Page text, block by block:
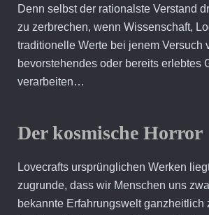
Denn selbst der rationalste Verstand
zu zerbrechen, wenn Wissenschaft,
traditionelle Werte bei jenem Versuch
bevorstehendes oder bereits erlebtes
verarbeiten…
Der kosmische Horror
Lovecrafts ursprünglichen Werken
zugrunde, dass wir Menschen uns
bekannte Erfahrungswelt ganzheitlich